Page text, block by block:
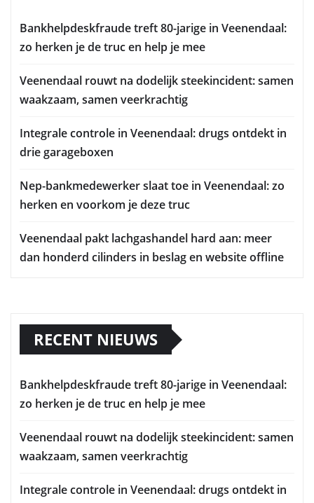
Bankhelpdeskfraude treft 80-jarige in Veenendaal:
zo herken je de truc en help je mee
Veenendaal rouwt na dodelijk steekincident: samen
waakzaam, samen veerkrachtig
Integrale controle in Veenendaal: drugs ontdekt in
drie garageboxen
Nep-bankmedewerker slaat toe in Veenendaal: zo
herken en voorkom je deze truc
Veenendaal pakt lachgashandel hard aan: meer
dan honderd cilinders in beslag en website offline
RECENT NIEUWS
Bankhelpdeskfraude treft 80-jarige in Veenendaal:
zo herken je de truc en help je mee
Veenendaal rouwt na dodelijk steekincident: samen
waakzaam, samen veerkrachtig
Integrale controle in Veenendaal: drugs ontdekt in